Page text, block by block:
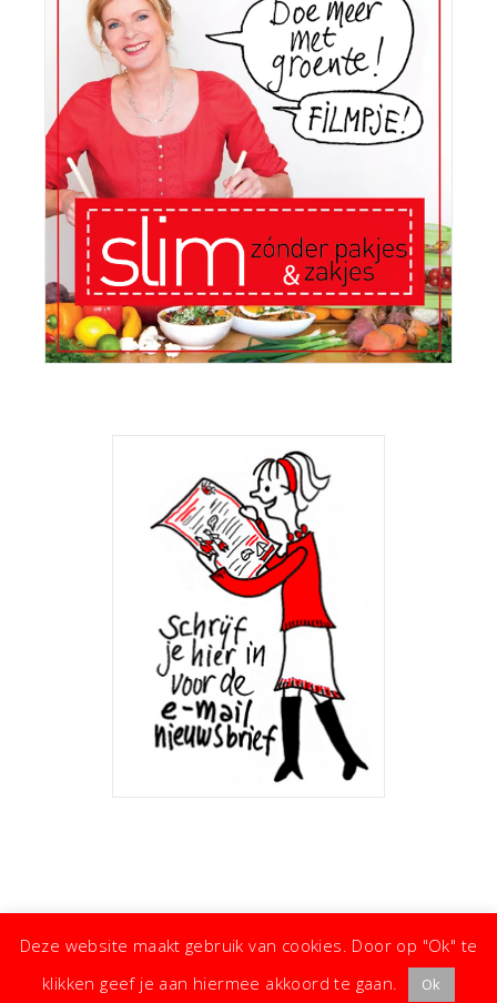
Deze website maakt gebruik van cookies. Door op "Ok" te
klikken geef je aan hiermee akkoord te gaan.
Ok